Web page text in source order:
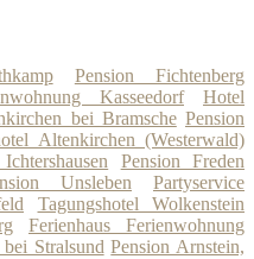
Pension Fichtenberg
Kasseedorf
Hotel
bei Bramsche Pension
Altenkirchen (Westerwald)
Pension Freden
Unsleben
Partyservice
Tagungshotel Wolkenstein
Ferienhaus Ferienwohnung
Stralsund Pension Arnstein,